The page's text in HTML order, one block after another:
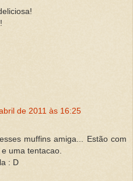
de 2011 às 16:25
muffins amiga... Estão com
uma tentacao.
: D